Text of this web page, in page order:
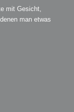
mit Gesicht,
man etwas